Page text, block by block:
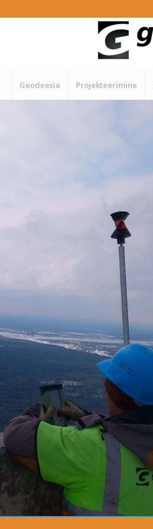
Geodeesia Projekteerimine